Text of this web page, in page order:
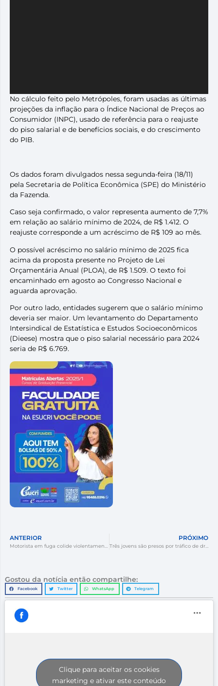
No cálculo feito pelo Metrópoles, foram usadas as últimas
projeções da inflação para o Índice Nacional de Preços ao
Consumidor (INPC), usado de referência para o reajuste
do piso salarial e de benefícios sociais, e do crescimento
do PIB.
Os dados foram divulgados nessa segunda-feira (18/11)
pela Secretaria de Política Econômica (SPE) do Ministério
da Fazenda.
Caso seja confirmado, o valor representa aumento de 7,7%
em relação ao salário mínimo de 2024, de R$ 1.412. O
reajuste corresponde a um acréscimo de R$ 109 ao mês.
O possível acréscimo no salário mínimo de 2025 fica
acima da proposta presente no Projeto de Lei
Orçamentária Anual (PLOA), de R$ 1.509. O texto foi
encaminhado em agosto ao Congresso Nacional e
aguarda aprovação.
Por outro lado, entidades sugerem que o salário mínimo
deveria ser maior. Um levantamento do Departamento
Intersindical de Estatística e Estudos Socioeconômicos
(Dieese) mostra que o piso salarial necessário para 2024
seria de R$ 6.769.
ANTERIOR
Motorista em fuga colide violentamente contra carro em Rodovia de Criciúma.
PRÓXIMO
Três jovens são presos por tráfico de drogas no bairro Recife, em Tubarão
Gostou da notícia então compartilhe:
Facebook Twitter WhatsApp Telegram
Clique para aceitar os cookies
marketing e ativar este conteúdo